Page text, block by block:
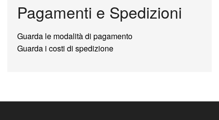
Pagamenti e Spedizioni
Guarda le modalità di pagamento
Guarda i costi di spedizione